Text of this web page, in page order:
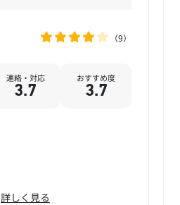
9
連絡・対応
3.7
おすすめ度
3.7
詳しく見る